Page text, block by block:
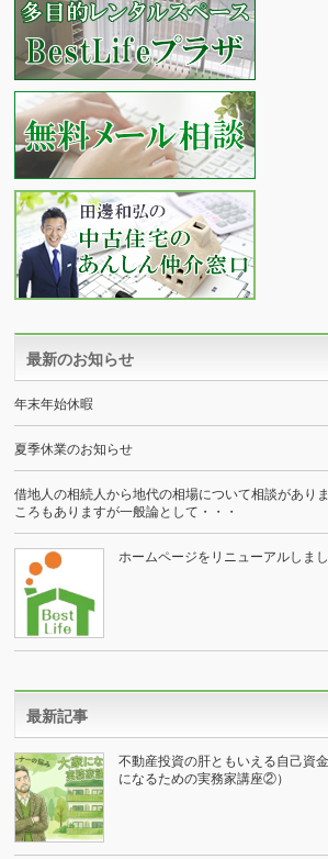
最新のお知らせ
年末年始休暇
夏季休業のお知らせ
借地人の相続人から地代の相場について相談があり
ころもありますが一般論として・・・
ホームページをリニューアルしま
最新記事
不動産投資の肝ともいえる自己資
になるための実務家講座②）